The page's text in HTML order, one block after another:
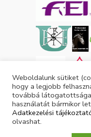
Tárgyévi lovas
Weboldalunk sütiket
hogy a legjobb
továbbá
használatát bármikor
Adatkezelési
olvashat.